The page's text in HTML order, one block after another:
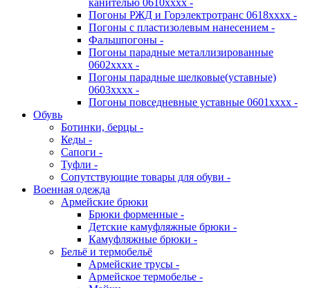
канителью 0610хххх -
Погоны РЖД и Горэлектротранс 0618хххх -
Погоны с пластизолевым нанесением -
Фальшпогоны -
Погоны парадные металлизированные
0602хххх -
Погоны парадные шелковые(уставные)
0603хххх -
Погоны повседневные уставные 0601хххх -
Обувь
Ботинки, берцы -
Кеды -
Сапоги -
Туфли -
Сопутствующие товары для обуви -
Военная одежда
Армейские брюки
Брюки форменные -
Детские камуфляжные брюки -
Камуфляжные брюки -
Бельё и термобельё
Армейские трусы -
Армейское термобелье -